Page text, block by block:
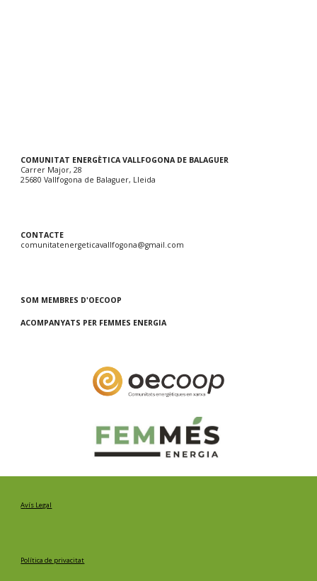
COMUNITAT ENERGÈTICA VALLFOGONA DE BALAGUER
Carrer Major, 28
25680 Vallfogona de Balaguer, Lleida
CONTACTE
comunitatenergeticavallfogona@gmail.com
SOM MEMBRES D'OECOOP
ACOMPANYATS PER FEMMES ENERGIA
Avís Legal
Política de privacitat